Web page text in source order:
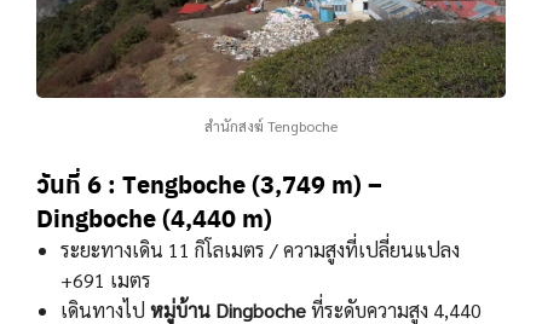
สํานักสงฆ์ Tengboche
วันที่ 6 : Tengboche (3,749 m) –
Dingboche (4,440 m)
ระยะทางเดิน 11 กิโลเมตร / ความสูงที่เปลี่ยนแปลง
+691 เมตร
เดินทางไป หมู่บ้าน Dingbocheที่ระดับความสูง 4,440